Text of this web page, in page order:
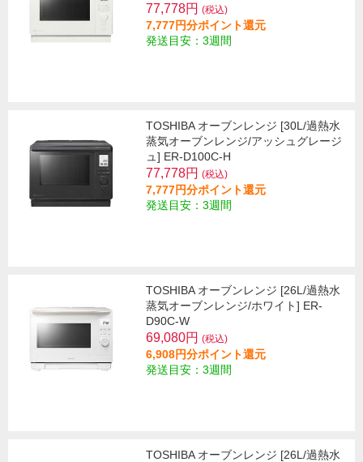
77,778円 (税込)
7,777円分ポイント還元
発送目安：3週間
TOSHIBA オーブンレンジ [30L/過熱水
蒸気オーブンレンジ/アッシュグレージ
ュ] ER-D100C-H
77,778円 (税込)
7,777円分ポイント還元
発送目安：3週間
TOSHIBA オーブンレンジ [26L/過熱水
蒸気オーブンレンジ/ホワイト] ER-
D90C-W
69,080円 (税込)
6,908円分ポイント還元
発送目安：3週間
TOSHIBA オーブンレンジ [26L/過熱水